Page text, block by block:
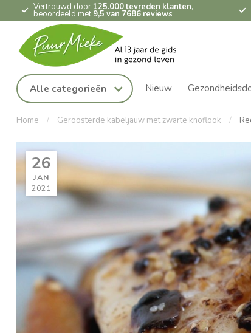
Vertrouwd door 125.000 tevreden klanten,
beoordeeld met 9,5 van 7686 reviews
Alle categorieën Nieuw
Home / Geroosterde kabeljauw met zwarte knoflook /
26
JAN
2021